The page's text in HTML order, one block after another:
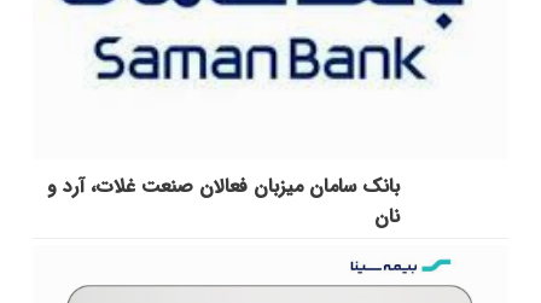
بانک سامان میزبان فعالان صنعت غلات، آرد و
نان